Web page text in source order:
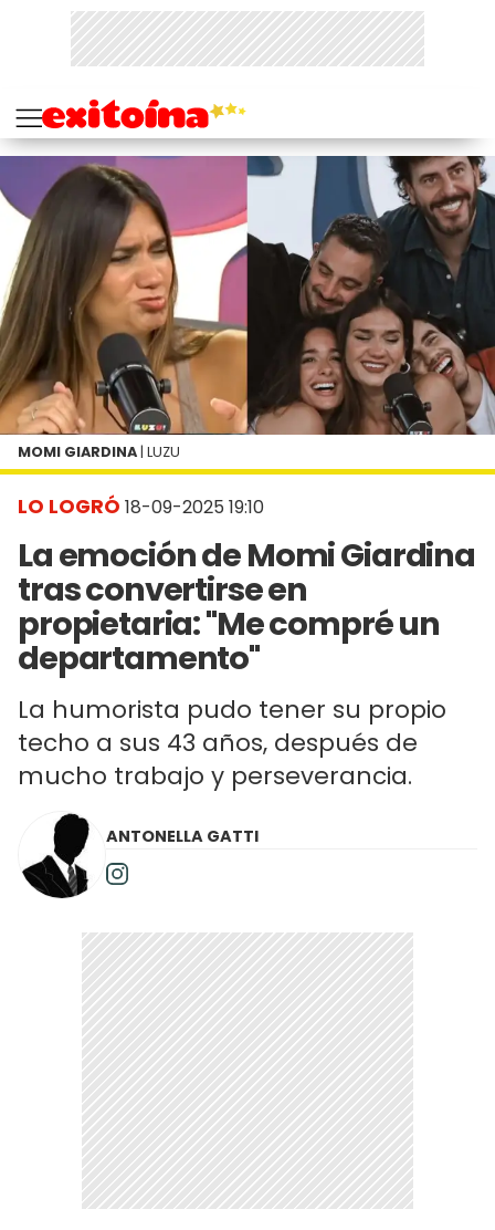
LO LOGRÓ 18-09-2025 19:10
La emoción de Momi Giardina
tras convertirse en
propietaria: "Me compré un
departamento"
La humorista pudo tener su propio
techo a sus 43 años, después de
mucho trabajo y perseverancia.
MOMI GIARDINA | LUZU
ANTONELLA GATTI